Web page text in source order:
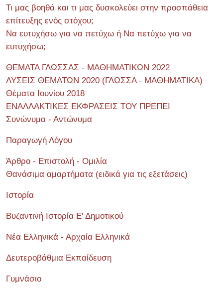
Τι μας βοηθά και τι μας δυσκολεύει στην προσπάθεια
επίτευξης ενός στόχου;
Να ευτυχήσω για να πετύχω ή Να πετύχω για να
ευτυχήσω;
ΘΕΜΑΤΑ ΓΛΩΣΣΑΣ - ΜΑΘΗΜΑΤΙΚΩΝ 2022
ΛΥΣΕΙΣ ΘΕΜΑΤΩΝ 2020 (ΓΛΩΣΣΑ - ΜΑΘΗΜΑΤΙΚΑ)
Θέματα Ιουνίου 2018
ΕΝΑΛΛΑΚΤΙΚΕΣ ΕΚΦΡΑΣΕΙΣ ΤΟΥ ΠΡΕΠΕΙ
Συνώνυμα - Αντώνυμα
Παραγωγή Λόγου
Άρθρο - Επιστολή - Ομιλία
Θανάσιμα αμαρτήματα (ειδικά για τις εξετάσεις)
Ιστορία
Βυζαντινή Ιστορία Ε' Δημοτικού
Νέα Ελληνικά - Αρχαία Ελληνικά
Δευτεροβάθμια Εκπαίδευση
Γυμνάσιο